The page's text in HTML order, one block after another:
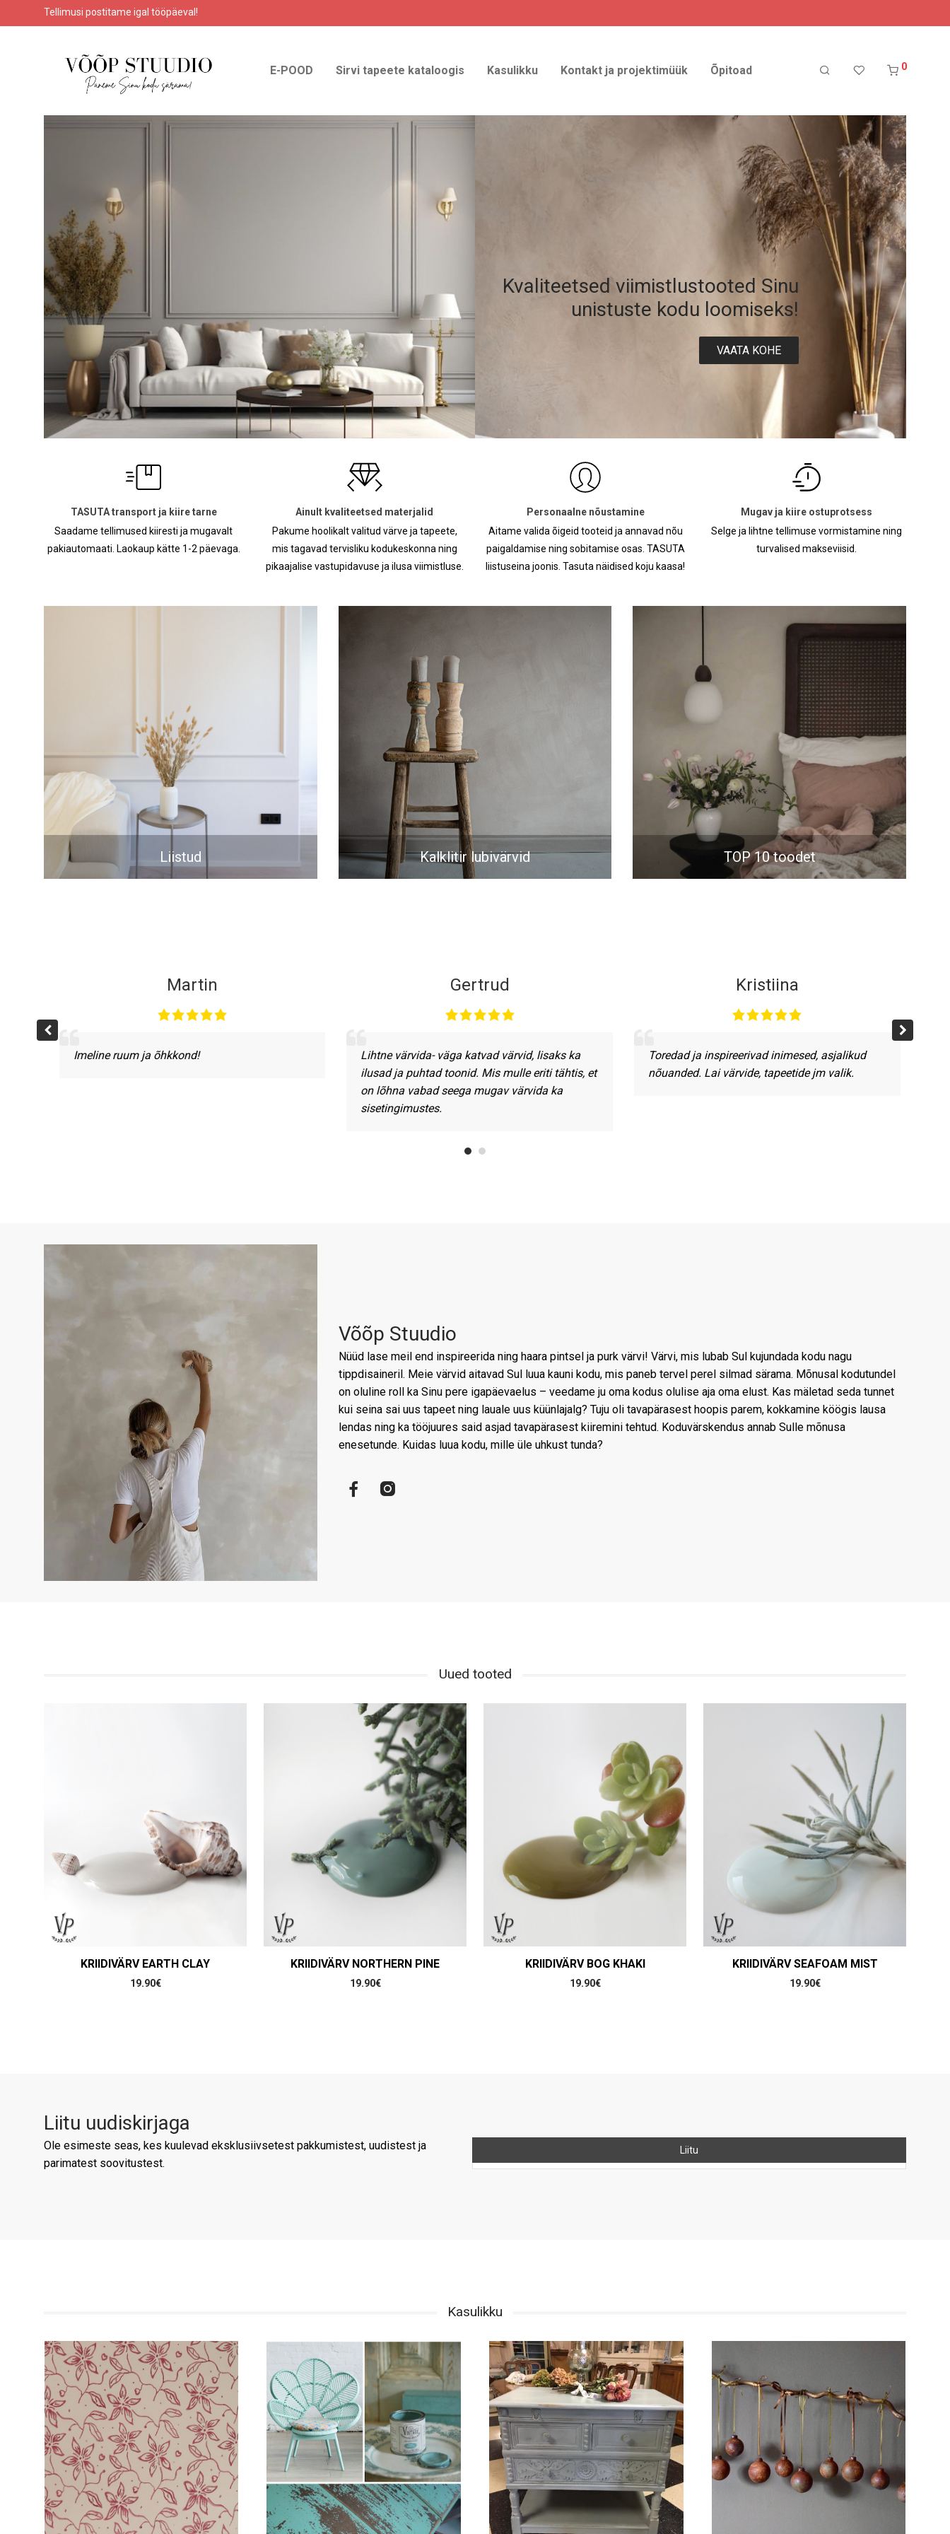
Tellimusi postitame igal tööpäeval!
E-POOD Sirvi tapeete kataloogis Kasulikku Kontakt ja projektimüük Õpitoad 0
Kvaliteetsed viimistlustooted Sinu
unistuste kodu loomiseks!
VAATA KOHE
TASUTA transport ja kiire tarne
Saadame tellimused kiiresti ja mugavalt
pakiautomaati. Laokaup kätte 1-2 päevaga.
Ainult kvaliteetsed materjalid
Pakume hoolikalt valitud värve ja tapeete,
mis tagavad tervisliku kodukeskonna ning
pikaajalise vastupidavuse ja ilusa viimistluse.
Personaalne nõustamine
Aitame valida õigeid tooteid ja annavad nõu
paigaldamise ning sobitamise osas. TASUTA
liistuseina joonis. Tasuta näidised koju kaasa!
Mugav ja kiire ostuprotsess
Selge ja lihtne tellimuse vormistamine ning
turvalised makseviisid.
Liistud Kalklitir lubivärvid TOP 10 toodet
Martin
Imeline ruum ja õhkkond!
Gertrud
Lihtne värvida- väga katvad värvid, lisaks ka
ilusad ja puhtad toonid. Mis mulle eriti tähtis, et
on lõhna vabad seega mugav värvida ka
sisetingimustes.
Kristiina
Toredad ja inspireerivad inimesed, asjalikud
nõuanded. Lai värvide, tapeetide jm valik.
Võõp Stuudio
Nüüd lase meil end inspireerida ning haara pintsel ja purk värvi! Värvi, mis lubab Sul kujundada kodu nagu
tippdisaineril. Meie värvid aitavad Sul luua kauni kodu, mis paneb tervel perel silmad särama. Mõnusal kodutundel
on oluline roll ka Sinu pere igapäevaelus – veedame ju oma kodus olulise aja oma elust. Kas mäletad seda tunnet
kui seina sai uus tapeet ning lauale uus küünlajalg? Tuju oli tavapärasest hoopis parem, kokkamine köögis lausa
lendas ning ka tööjuures said asjad tavapärasest kiiremini tehtud. Koduvärskendus annab Sulle mõnusa
enesetunde. Kuidas luua kodu, mille üle uhkust tunda?
Uued tooted
KRIIDIVÄRV EARTH CLAY
19.90€
KRIIDIVÄRV NORTHERN PINE
19.90€
KRIIDIVÄRV BOG KHAKI
19.90€
KRIIDIVÄRV SEAFOAM MIST
19.90€
Liitu uudiskirjaga
Ole esimeste seas, kes kuulevad eksklusiivsetest pakkumistest, uudistest ja
parimatest soovitustest.
Kasulikku